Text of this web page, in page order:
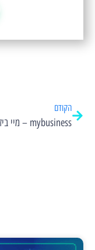
הקודם
mybusiness – מיי ביזנס